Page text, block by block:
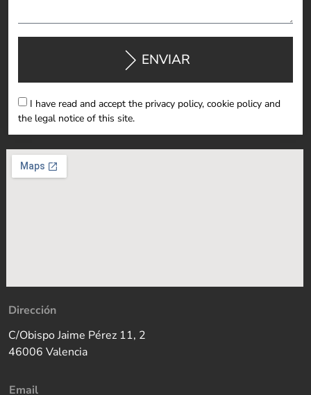
I have read and accept the privacy policy, cookie policy and
the legal notice of this site.
ENVIAR
Dirección
C/Obispo Jaime Pérez 11, 2
46006 Valencia
Email